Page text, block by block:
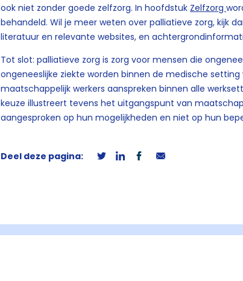
ook niet zonder goede zelfzorg. In hoofdstuk Zelfzorg
behandeld. Wil je meer weten over palliatieve zorg, kijk
literatuur en relevante websites, en
Tot slot: palliatieve zorg is zorg voor mensen die
ongeneeslijke ziekte worden binnen de medische
maatschappelijk werkers aanspreken binnen alle
keuze illustreert tevens het uitgangspunt van
aangesproken op hun mogelijkheden en niet op hun
Deel deze pagina: